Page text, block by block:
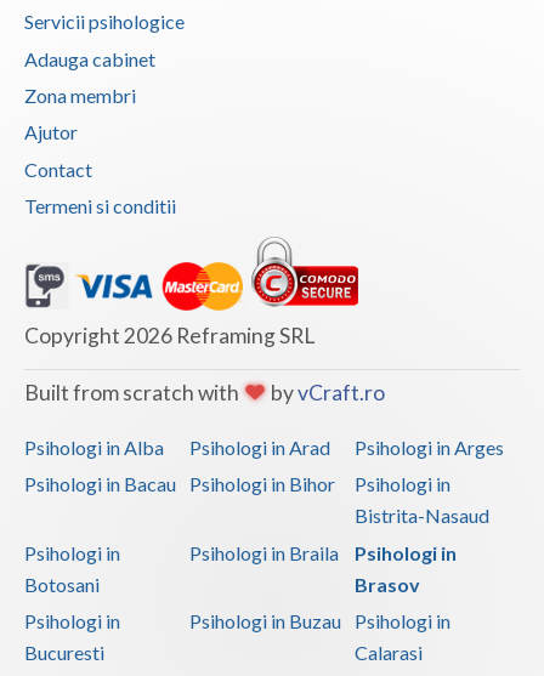
Servicii psihologice
Adauga cabinet
Zona membri
Ajutor
Contact
Termeni si conditii
Copyright 2026 Reframing SRL
Built from scratch with byvCraft.ro
Psihologi in Alba Psihologi in Arad
Psihologi in Arges
Psihologi in Bacau
Psihologi in Bihor
Psihologi in
Bistrita-Nasaud
Psihologi in
Botosani
Psihologi in Braila
Psihologi in
Brasov
Psihologi in
Bucuresti
Psihologi in Buzau
Psihologi in
Calarasi